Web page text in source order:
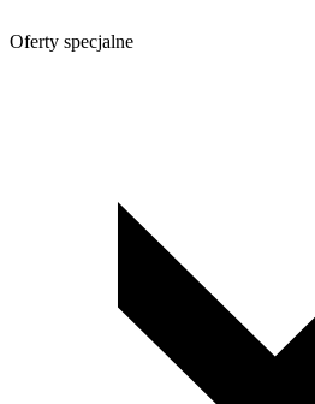
Oferty specjalne